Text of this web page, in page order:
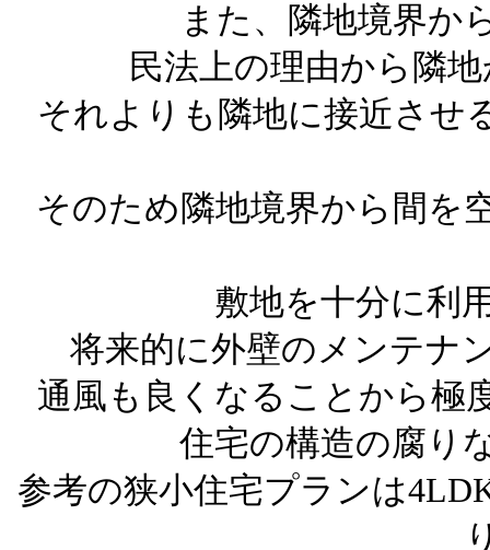
また、隣地境界か
民法上の理由から隣
それよりも隣地に接近させ
そのため隣地境界から間を
敷地を十分に利
将来的に外壁のメンテナ
通風も良くなることから極
住宅の構造の腐り
参考の狭小住宅プランは